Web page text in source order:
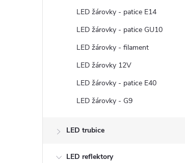
LED žárovky - patice E14
LED žárovky - patice GU10
LED žárovky - filament
LED žárovky 12V
LED žárovky - patice E40
LED žárovky - G9
LED trubice
LED reflektory